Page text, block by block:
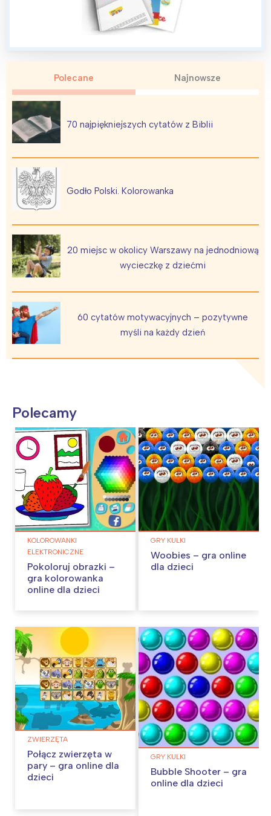
Polecane Najnowsze
70 najpiękniejszych cytatów z Biblii
Godło Polski. Kolorowanka
20 miejsc w okolicy Warszawy na jednodniową
wycieczkę z dziećmi
60 cytatów motywacyjnych – pozytywne
myśli na każdy dzień
Polecamy
KOLOROWANKI
ELEKTRONICZNE
Pokoloruj obrazki –
gra kolorowanka
online dla dzieci
GRY KULKI
Woobies – gra online
dla dzieci
ZWIERZĘTA
Połącz zwierzęta w
pary – gra online dla
dzieci
GRY KULKI
Bubble Shooter – gra
online dla dzieci
Interesują mnie wydarzenia z
tego regionu:
Warszawa
Łódź
Trójmiasto
Poznań
Wrocław
Śląsk
Południe
Wszystkie
Wybieram